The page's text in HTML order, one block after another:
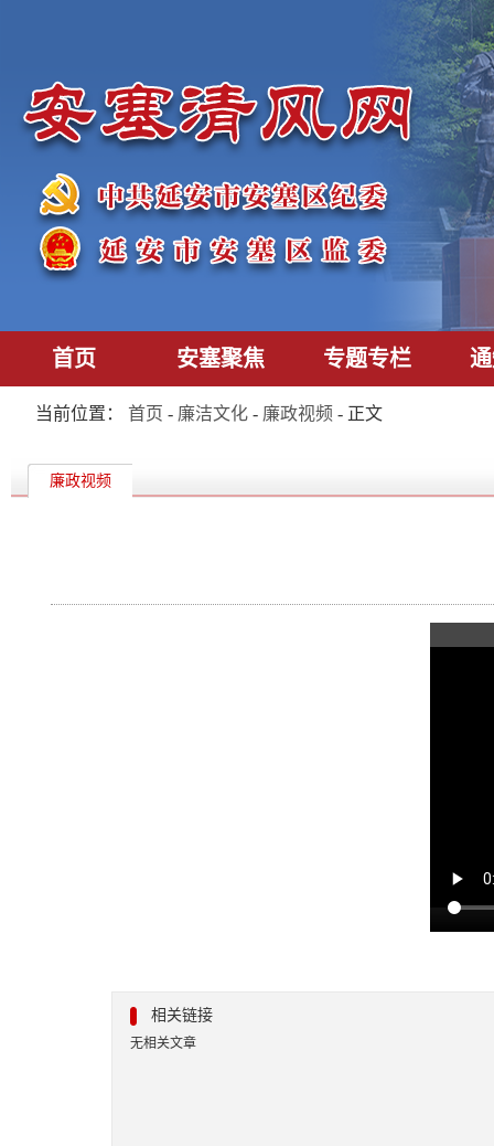
首页 安塞聚焦 专题专栏
当前位置： 首页 - 廉洁文化 - 廉政视频 - 正文
廉政视频
相关链接
无相关文章